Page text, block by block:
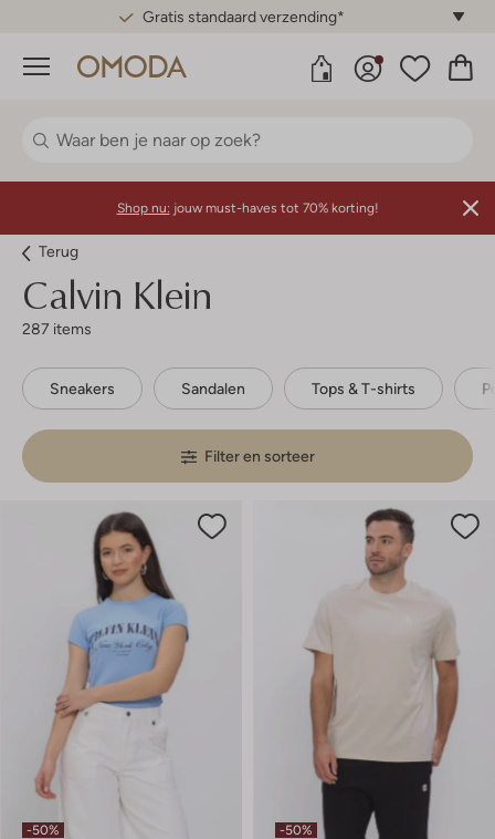
Gratis standaard verzending*
Menu
Shop nu: jouw must-haves tot 70% korting!
Terug
Calvin Klein
287 items
Sneakers Sandalen Tops & T-shirts
Filter en sorteer
-50% -50%